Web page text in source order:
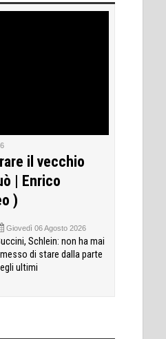
il vecchio
| Enrico
)
Giovedì 06 Agosto 2026
Schlein: non ha mai
di stare dalla parte
ultimi